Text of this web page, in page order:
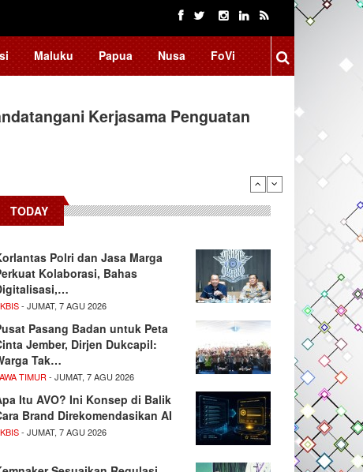
Maluku Papua Nusa FoVi
Kerjasama Penguatan
TODAY
Polri dan Jasa Marga
Kolaborasi, Bahas
- JUMAT, 7 AGU 2026
Pasang Badan untuk Peta
Jember, Dirjen Dukcapil:
Tak…
TIMUR - JUMAT, 7 AGU 2026
Itu AVO? Ini Konsep di Balik
Brand Direkomendasikan AI
- JUMAT, 7 AGU 2026